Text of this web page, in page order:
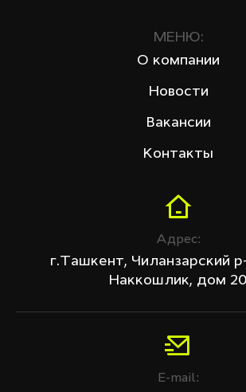
Адрес:
г.Ташкент, Чиланзарский
Наккошлик, дом 20
E-mail:
МЕНЮ:
О компании
Новости
Вакансии
Контакты